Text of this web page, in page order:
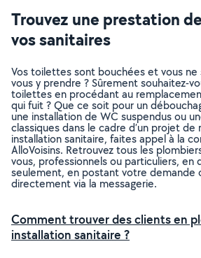
Trouvez une prestation
vos sanitaires
Vos toilettes sont bouchées et vous ne
vous y prendre ? Sûrement souhaitez-
toilettes en procédant au
qui fuit ? Que ce soit pour un
une installation de WC suspendus ou
classiques dans le cadre d’un projet
installation sanitaire, faites appel à la
AlloVoisins. Retrouvez tous les
vous, professionnels ou particuliers, en
seulement, en postant votre demande
directement via la messagerie.
Comment trouver des clients en
installation sanitaire ?